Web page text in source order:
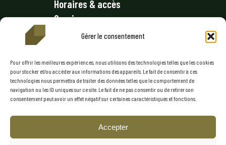
Gérer le consentement
Pour offrir les meilleures expériences, nous utilisons des technologies telles que les cookies
pour stocker et/ou accéder aux informations des appareils. Le fait de consentir à ces
technologies nous permettra de traiter des données telles que le comportement de
navigation ou les ID uniques sur ce site. Le fait de ne pas consentir ou de retirer son
consentement peut avoir un effet négatif sur certaines caractéristiques et fonctions.
Accepter
Horaires & accès
Services
Plan du centre
Nous contacter
Mentions légales
Politique de confidentialité
Politique de cookies (UE)